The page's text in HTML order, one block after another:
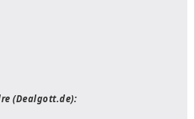
(Dealgott.de):